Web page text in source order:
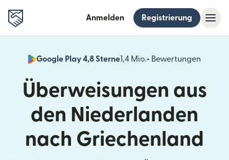
Anmelden Registrierung
Google Play 4,8 Sterne1,4 Mio.+ Bewertungen
Überweisungen aus
den Niederlanden
nach Griechenland